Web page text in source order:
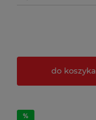
do koszyka